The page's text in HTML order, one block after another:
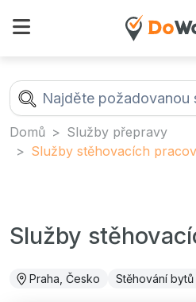
Domů
Služby přepravy
Služby stěhovacích
Služby
Praha, Česko Stěhování